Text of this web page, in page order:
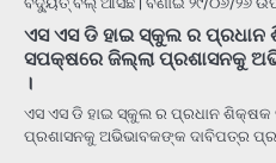
ଏସ ଏସ ଡି ହାଇ ସ୍କୁଲ ର ପ୍ରଧାନ
ସପକ୍ଷରେ ଜିଲ୍ଲା ପ୍ରଶାସନକୁ
।
ଏସ ଏସ ଡି ହାଇ ସ୍କୁଲ ର ପ୍ରଧାନ ଶିକ୍ଷକ
ପ୍ରଶାସନକୁ ଅଭିଭାବକଙ୍କ ଦାବିପତ୍ର